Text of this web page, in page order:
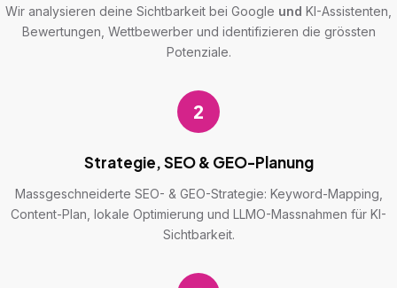
Wir analysieren deine Sichtbarkeit bei Google und KI-Assistenten,
Bewertungen, Wettbewerber und identifizieren die grössten
Potenziale.
2
Strategie, SEO & GEO-Planung
Massgeschneiderte SEO- & GEO-Strategie: Keyword-Mapping,
Content-Plan, lokale Optimierung und LLMO-Massnahmen für KI-
Sichtbarkeit.